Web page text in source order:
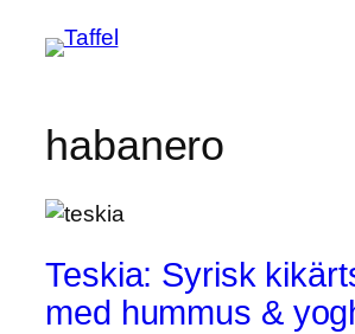
habanero
Teskia: Syrisk
med hummus &